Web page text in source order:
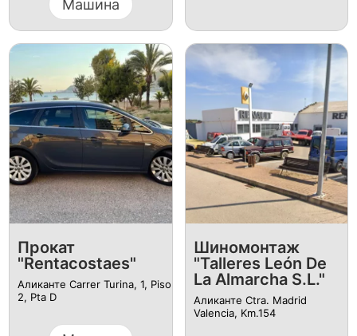
Машина
Прокат
"Rentacostaes"
Аликанте Carrer Turina, 1, Piso
2, Pta D
Шиномонтаж
"Talleres León De
La Almarcha S.L."
Аликанте Ctra. Madrid
Valencia, Km.154